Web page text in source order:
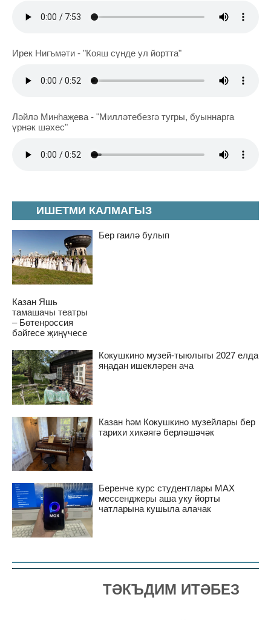
ИШЕТМИ КАЛМАГЫЗ
Бер гаилә булып
Казан Яшь
тамашачы театры
– Бөтенроссия
бәйгесе җиңүчесе
Кокушкино музей-тыюлыгы 2027 елда
яңадан ишекләрен ача
Казан һәм Кокушкино музейлары бер
тарихи хикәягә берләшәчәк
Беренче курс студентлары MAX
мессенджеры аша уку йорты
чатларына кушыла алачак
Ирек Нигъмәти - "Кояш сүнде ул йортта"
Ләйлә Минһаҗева - "Милләтебезгә тугры, буыннарга
үрнәк шәхес"
ТӘКЪДИМ ИТӘБЕЗ